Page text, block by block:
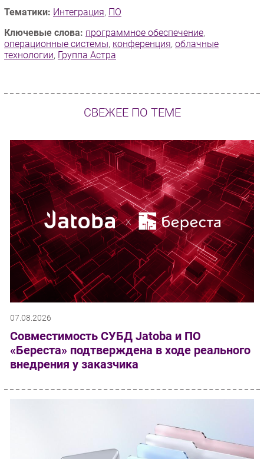
Тематики: Интеграция, ПО
Ключевые слова: программное обеспечение,
операционные системы, конференция, облачные
технологии, Группа Астра
СВЕЖЕЕ ПО ТЕМЕ
07.08.2026
Совместимость СУБД Jatoba и ПО
«Береста» подтверждена в ходе реального
внедрения у заказчика